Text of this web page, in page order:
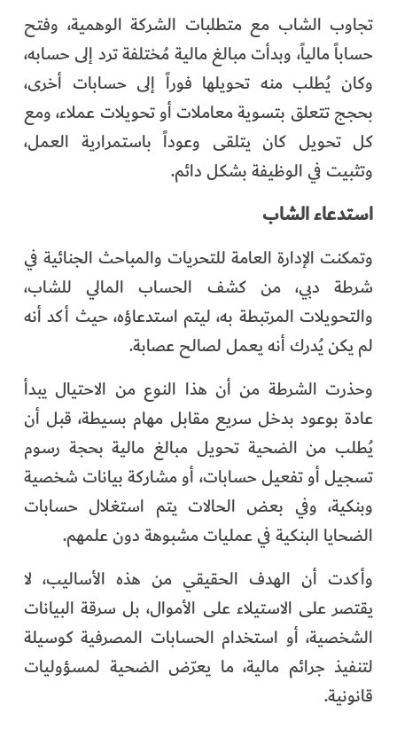
تجاوب الشاب مع متطلبات الشركة الوهمية، وفتح
حساباً مالياً، وبدأت مبالغ مالية مُختلفة ترد إلى حسابه،
وكان يُطلب منه تحويلها فوراً إلى حسابات أخرى،
بحجج تتعلق بتسوية معاملات أو تحويلات عملاء، ومع
كل تحويل كان يتلقى وعوداً باستمرارية العمل،
وتثبيت في الوظيفة بشكل دائم.
استدعاء الشاب
وتمكنت الإدارة العامة للتحريات والمباحث الجنائية في
شرطة دبي، من كشف الحساب المالي للشاب،
والتحويلات المرتبطة به، ليتم استدعاؤه، حيث أكد أنه
لم يكن يُدرك أنه يعمل لصالح عصابة.
وحذرت الشرطة من أن هذا النوع من الاحتيال يبدأ
عادة بوعود بدخل سريع مقابل مهام بسيطة، قبل أن
يُطلب من الضحية تحويل مبالغ مالية بحجة رسوم
تسجيل أو تفعيل حسابات، أو مشاركة بيانات شخصية
وبنكية، وفي بعض الحالات يتم استغلال حسابات
الضحايا البنكية في عمليات مشبوهة دون علمهم.
وأكدت أن الهدف الحقيقي من هذه الأساليب، لا
يقتصر على الاستيلاء على الأموال، بل سرقة البيانات
الشخصية، أو استخدام الحسابات المصرفية كوسيلة
لتنفيذ جرائم مالية، ما يعرّض الضحية لمسؤوليات
قانونية.